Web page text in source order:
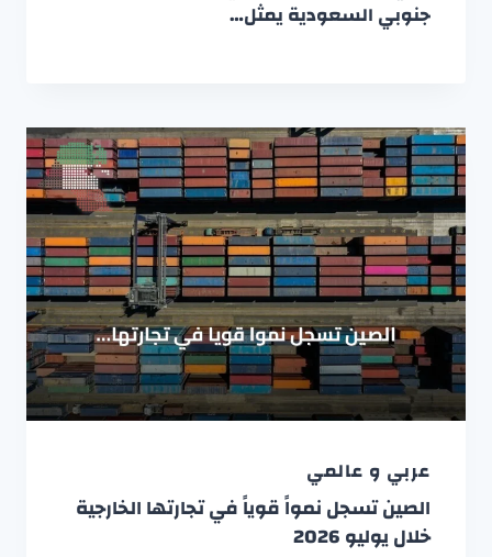
جنوبي السعودية يمثل…
عربي و عالمي
الصين تسجل نمواً قوياً في تجارتها الخارجية
خلال يوليو 2026